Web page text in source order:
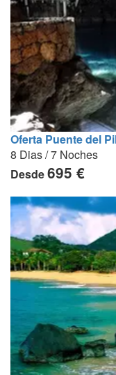
Oferta Puente del
8 Dias / 7 Noches
Desde695 €